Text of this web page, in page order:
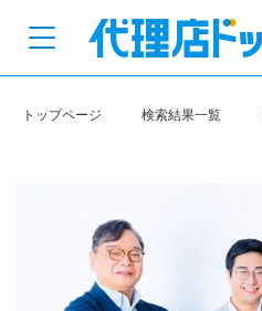
トップページ 検索結果一覧